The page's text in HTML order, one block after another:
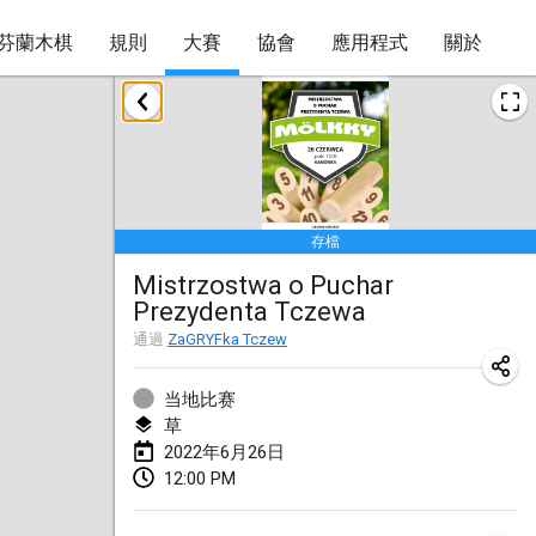
蘭木棋 規則 大賽 協會 應用程式 關於
存檔
Mistrzostwa o Puchar
Prezydenta Tczewa
通過 ZaGRYFka Tczew
当地比赛
草
2022年6月26日
12:00 PM
2022年1月
Tournoi Mixte ASPTTOM
2022年1月22日|法國
KKS Halli Duppeli
2022年1月22日 |芬蘭
Mölkky Tournament - Doubles
2022年1月22日|日本
2022年1月22日
The Mölkky Tournament 2nd